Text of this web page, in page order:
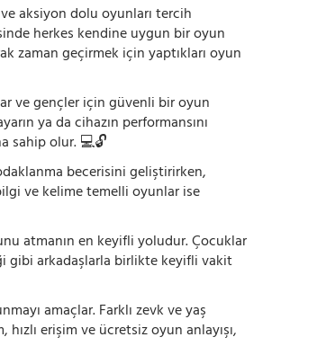
aksiyon dolu oyunları tercih
herkes kendine uygun bir oyun
zaman geçirmek için yaptıkları oyun
ve gençler için güvenli bir oyun
ya da cihazın performansını
sahip olur. 💻🔓
becerisini geliştirirken,
ve kelime temelli oyunlar ise
atmanın en keyifli yoludur. Çocuklar
gibi arkadaşlarla birlikte keyifli vakit
amaçlar. Farklı zevk ve yaş
erişim ve ücretsiz oyun anlayışı,